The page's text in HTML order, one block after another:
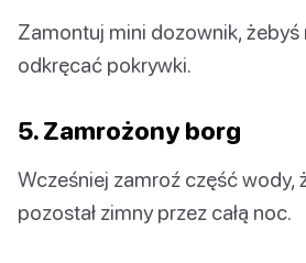
Zamontuj mini dozownik, żebyś
odkręcać pokrywki.
5. Zamrożony borg
Wcześniej zamroź część wody,
pozostał zimny przez całą noc.